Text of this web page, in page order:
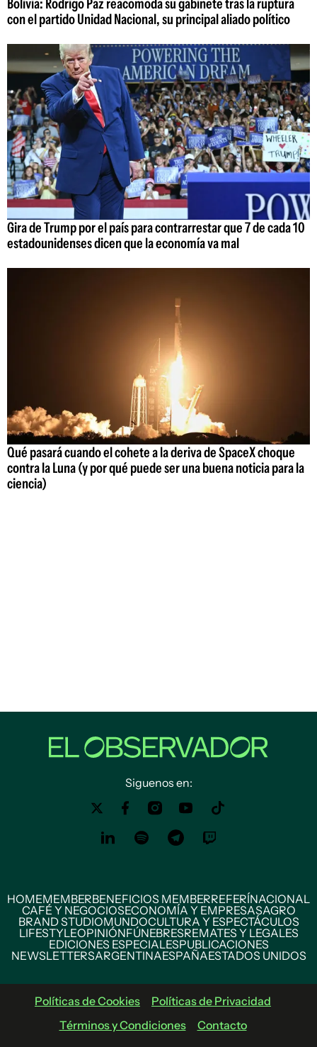
Bolivia: Rodrigo Paz reacomoda su gabinete tras la ruptura
con el partido Unidad Nacional, su principal aliado político
Gira de Trump por el país para contrarrestar que 7 de cada 10
estadounidenses dicen que la economía va mal
Qué pasará cuando el cohete a la deriva de SpaceX choque
contra la Luna (y por qué puede ser una buena noticia para la
ciencia)
Siguenos en:
HOMEMEMBERBENEFICIOS MEMBERREFERÍNACIONAL
CAFÉ Y NEGOCIOSECONOMÍA Y EMPRESASAGRO
BRAND STUDIOMUNDOCULTURA Y ESPECTÁCULOS
LIFESTYLEOPINIÓNFÚNEBRESREMATES Y LEGALES
EDICIONES ESPECIALESPUBLICACIONES
NEWSLETTERSARGENTINAESPAÑAESTADOS UNIDOS
Políticas de Cookies
Políticas de Privacidad
Términos y Condiciones
Contacto